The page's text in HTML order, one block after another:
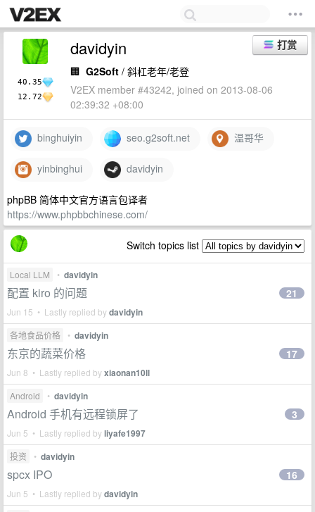
40.35
12.72
打赏
davidyin
🏢 G2Soft / 斜杠老年/老登
V2EX member #43242, joined on 2013-08-06
02:39:32 +08:00
binghuiyin seo.g2soft.net 温哥华
yinbinghui davidyin
phpBB 简体中文官方语言包译者
https://www.phpbbchinese.com/
Switch topics list
Local LLM • davidyin
配置 kiro 的问题
Jun 15 • Lastly replied bydavidyin
21
各地食品价格 • davidyin
东京的蔬菜价格
Jun 8 • Lastly replied byxiaonan10ll
17
Android • davidyin
Android 手机有远程锁屏了
Jun 5 • Lastly replied byliyafe1997
3
投资 • davidyin
spcx IPO
Jun 5 • Lastly replied bydavidyin
16